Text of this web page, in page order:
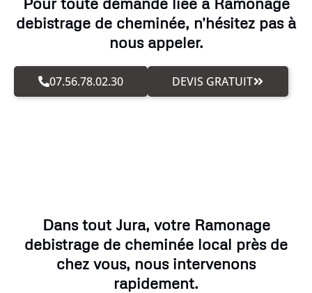
debistrage de cheminée, n'hésitez pas à
nous appeler.
07.56.78.02.30 DEVIS GRATUIT
Dans tout Jura, votre Ramonage
debistrage de cheminée local près de
chez vous, nous intervenons
rapidement.